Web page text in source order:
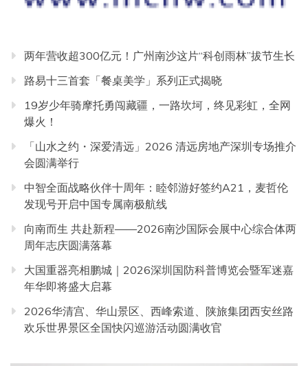
两年营收超300亿元！广州南沙这片“科创雨林”拔节生长
路易十三首套「餐桌美学」系列正式揭晓
19岁少年骑摩托勇闯藏疆，一路坎坷，终见彩虹，全网
爆火！
「山水之约・深爱清远」2026 清远房地产深圳专场推介
会圆满举行
中智全面战略伙伴十周年：睦邻游好签约A21，麦哲伦
发现号开启中国专属南极航线
向南而生 共赴新程——2026南沙国际会展中心综合体两
周年志庆圆满落幕
大国重器亮相鹏城｜2026深圳国防科普博览会暨军迷嘉
年华即将盛大启幕
2026华清宫、华山景区、西峰索道、陕旅集团西安丝路
欢乐世界景区全国快闪巡游活动圆满收官